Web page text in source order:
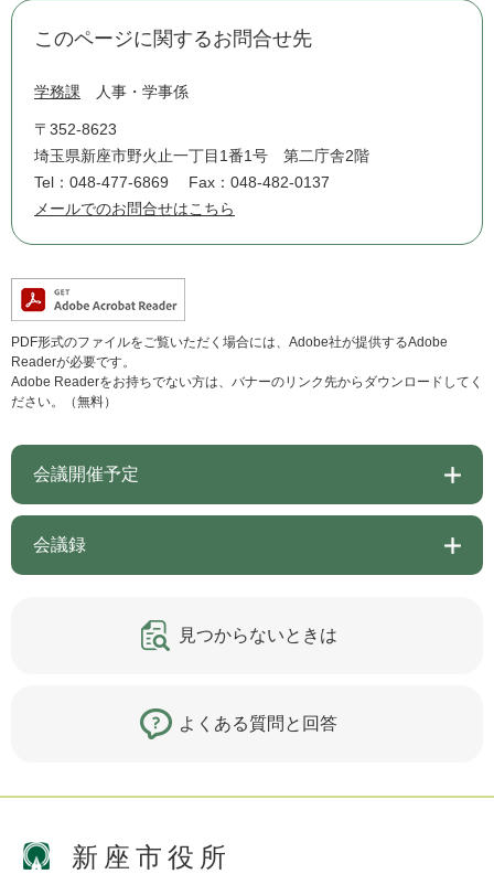
このページに関するお問合せ先
学務課 人事・学事係
〒352-8623
埼玉県新座市野火止一丁目1番1号 第二庁舎2階
Tel：048-477-6869
Fax：048-482-0137
メールでのお問合せはこちら
PDF形式のファイルをご覧いただく場合には、Adobe社が提供するAdobe
Readerが必要です。
Adobe Readerをお持ちでない方は、バナーのリンク先からダウンロードしてく
ださい。（無料）
会議開催予定
会議録
見つからないときは
よくある質問と回答
新座市役所